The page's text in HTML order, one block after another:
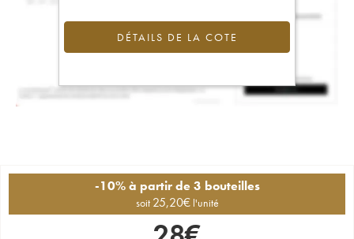
DÉTAILS DE LA COTE
-10% à partir de 3 bouteilles
soit 25,20€ l'unité